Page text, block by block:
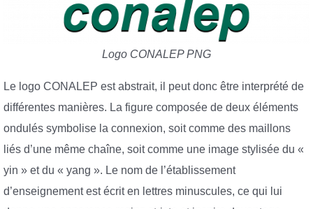
Logo CONALEP PNG
Le logo CONALEP est abstrait, il peut donc être interprété de
différentes manières. La figure composée de deux éléments
ondulés symbolise la connexion, soit comme des maillons
liés d’une même chaîne, soit comme une image stylisée du «
yin » et du « yang ». Le nom de l’établissement
d’enseignement est écrit en lettres minuscules, ce qui lui